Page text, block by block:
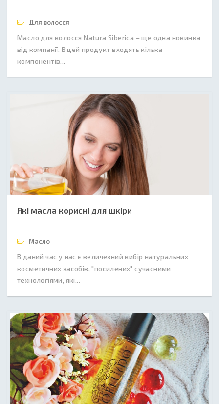
Для волосся
Масло для волосся Natura Siberica – ще одна новинка
від компанії. В цей продукт входять кілька
компонентів...
Які масла корисні для шкіри
Масло
В даний час у нас є величезний вибір натуральних
косметичних засобів, "посилених" сучасними
технологіями, які...